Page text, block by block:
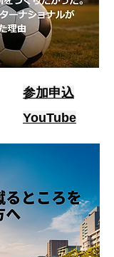
参加申込
YouTube